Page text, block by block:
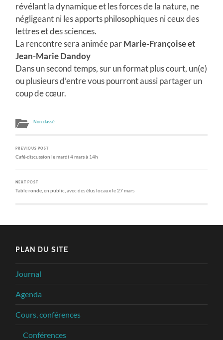
révélant la dynamique et les forces de la nature, ne
négligeant ni les apports philosophiques ni ceux des
lettres et des sciences.
La rencontre sera animée parMarie-Françoise et
Jean-Marie Dandoy
Dans un second temps, sur un format plus court, un(e)
ou plusieurs d’entre vous pourront aussi partager un
coup de cœur.
Non classé
PREVIOUS POST
Café-discussion le mardi 4 mars à 14h
NEXT POST
Table ronde, en public, avec des élus locaux le 27 mars
PLAN DU SITE
Journal
Agenda
Cours, conférences
Conférences